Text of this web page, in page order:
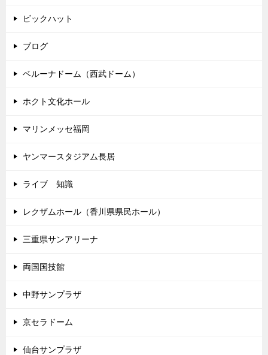
ビックハット
ブログ
ベルーナドーム（西武ドーム）
ホクト文化ホール
マリンメッセ福岡
ヤンマースタジアム長居
ライブ 知識
レクザムホール（香川県県民ホール）
三重県サンアリーナ
両国国技館
中野サンプラザ
京セラドーム
仙台サンプラザ